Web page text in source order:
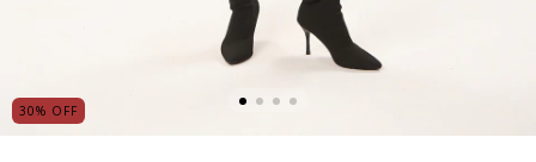
30% OFF